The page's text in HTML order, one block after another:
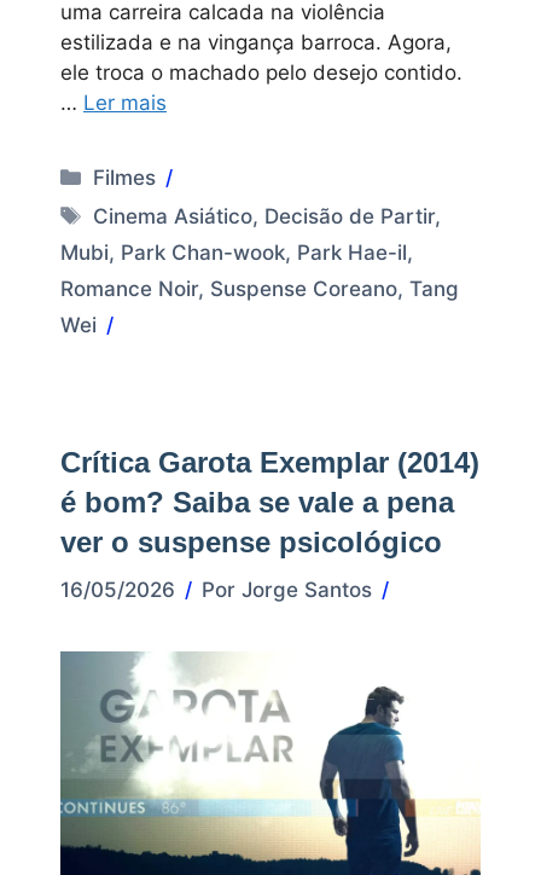
uma carreira calcada na violência
estilizada e na vingança barroca. Agora,
ele troca o machado pelo desejo contido.
… Ler mais
Categorias
Filmes
Tags
Cinema Asiático, Decisão de Partir,
Mubi, Park Chan-wook, Park Hae-il,
Romance Noir, Suspense Coreano, Tang
Wei
Crítica Garota Exemplar (2014)
é bom? Saiba se vale a pena
ver o suspense psicológico
16/05/2026 Por Jorge Santos